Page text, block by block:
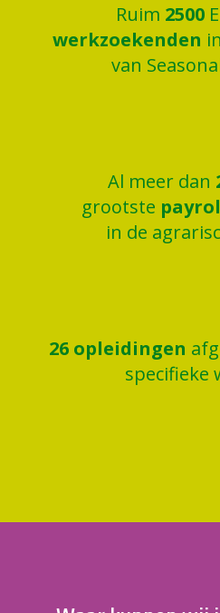
Ruim 2500
werkzoekenden
van
Al meer dan
grootste
in de
26 opleidingen
specifieke